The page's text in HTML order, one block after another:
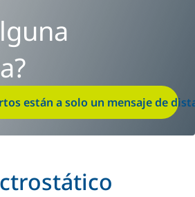
están a solo un mensaje de